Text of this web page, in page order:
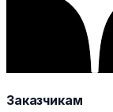
Заказчикам